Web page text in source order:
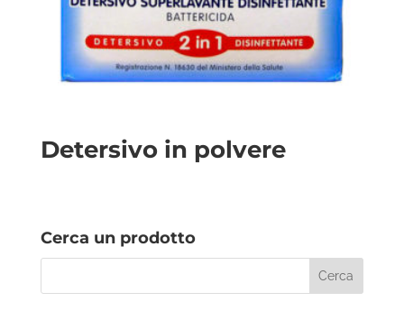
Detersivo in polvere
Cerca un prodotto